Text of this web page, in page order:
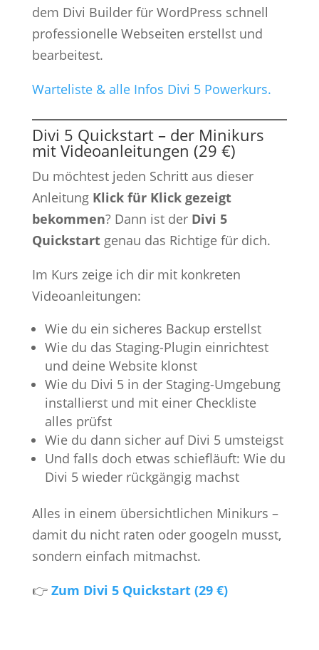
dem Divi Builder für WordPress schnell
professionelle Webseiten erstellst und
bearbeitest.
Warteliste & alle Infos Divi 5 Powerkurs.
Divi 5 Quickstart – der Minikurs
mit Videoanleitungen (29 €)
Du möchtest jeden Schritt aus dieser
Anleitung Klick für Klick gezeigt
bekommen? Dann ist der Divi 5
Quickstartgenau das Richtige für dich.
Im Kurs zeige ich dir mit konkreten
Videoanleitungen:
Wie du ein sicheres Backup erstellst
Wie du das Staging-Plugin einrichtest
und deine Website klonst
Wie du Divi 5 in der Staging-Umgebung
installierst und mit einer Checkliste
alles prüfst
Wie du dann sicher auf Divi 5 umsteigst
Und falls doch etwas schiefläuft: Wie du
Divi 5 wieder rückgängig machst
Alles in einem übersichtlichen Minikurs –
damit du nicht raten oder googeln musst,
sondern einfach mitmachst.
👉 Zum Divi 5 Quickstart (29 €)